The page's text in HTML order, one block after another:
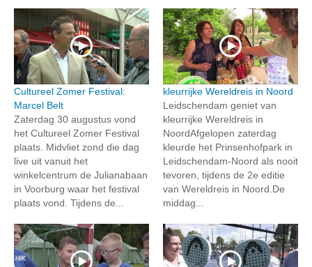
Cultureel Zomer Festival:
Marcel Belt
Zaterdag 30 augustus vond
het Cultureel Zomer Festival
plaats. Midvliet zond die dag
live uit vanuit het
winkelcentrum de Julianabaan
in Voorburg waar het festival
plaats vond. Tijdens de...
kleurrijke Wereldreis in Noord
Leidschendam geniet van
kleurrijke Wereldreis in
NoordAfgelopen zaterdag
kleurde het Prinsenhofpark in
Leidschendam-Noord als nooit
tevoren, tijdens de 2e editie
van Wereldreis in Noord.De
middag...